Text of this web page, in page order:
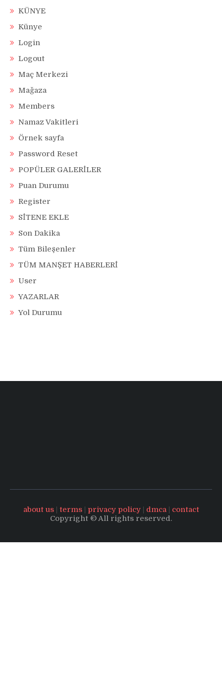
KÜNYE
Künye
Login
Logout
Maç Merkezi
Mağaza
Members
Namaz Vakitleri
Örnek sayfa
Password Reset
POPÜLER GALERİLER
Puan Durumu
Register
SİTENE EKLE
Son Dakika
Tüm Bileşenler
TÜM MANŞET HABERLERİ
User
YAZARLAR
Yol Durumu
about us| terms| privacy policy| dmca| contact
Copyright © All rights reserved.